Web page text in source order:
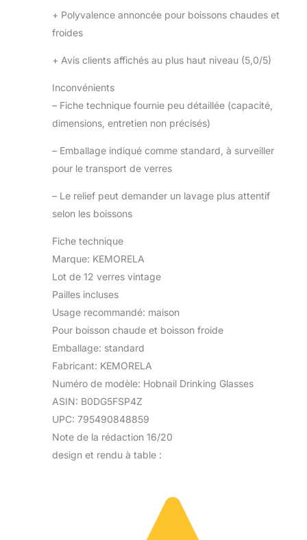
+ Polyvalence annoncée pour boissons chaudes et
froides
+ Avis clients affichés au plus haut niveau (5,0/5)
Inconvénients
– Fiche technique fournie peu détaillée (capacité,
dimensions, entretien non précisés)
– Emballage indiqué comme standard, à surveiller
pour le transport de verres
– Le relief peut demander un lavage plus attentif
selon les boissons
Fiche technique
Marque: KEMORELA
Lot de 12 verres vintage
Pailles incluses
Usage recommandé: maison
Pour boisson chaude et boisson froide
Emballage: standard
Fabricant: KEMORELA
Numéro de modèle: Hobnail Drinking Glasses
ASIN: B0DG5FSP4Z
UPC: 795490848859
Note de la rédaction 16/20
design et rendu à table :